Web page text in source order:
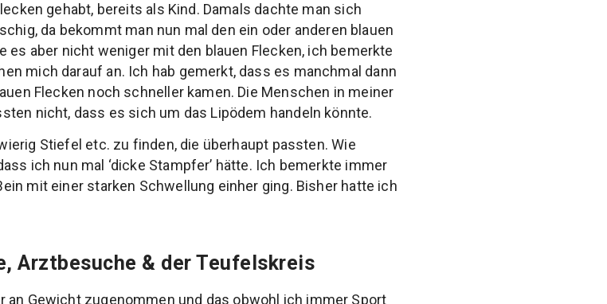
gehabt, bereits als Kind. Damals dachte man sich
da bekommt man nun mal den ein oder anderen blauen
es aber nicht weniger mit den blauen Flecken, ich bemerkte
mich darauf an. Ich hab gemerkt, dass es manchmal dann
Flecken noch schneller kamen. Die Menschen in meiner
nicht, dass es sich um das Lipödem handeln könnte.
Stiefel etc. zu finden, die überhaupt passten. Wie
ich nun mal ‘dicke Stampfer’ hätte. Ich bemerkte immer
mit einer starken Schwellung einher ging. Bisher hatte ich
Arztbesuche & der Teufelskreis
an Gewicht zugenommen und das obwohl ich immer Sport